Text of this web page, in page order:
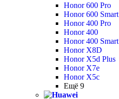
Honor 600 Pro
Honor 600 Smart
Honor 400 Pro
Honor 400
Honor 400 Smart
Honor X8D
Honor X5d Plus
Honor X7e
Honor X5c
Ещё 9